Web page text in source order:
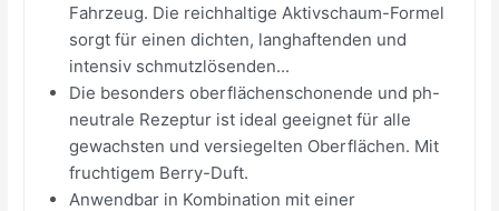
Fahrzeug. Die reichhaltige Aktivschaum-Formel
sorgt für einen dichten, langhaftenden und
intensiv schmutzlösenden...
Die besonders oberflächenschonende und ph-
neutrale Rezeptur ist ideal geeignet für alle
gewachsten und versiegelten Oberflächen. Mit
fruchtigem Berry-Duft.
Anwendbar in Kombination mit einer